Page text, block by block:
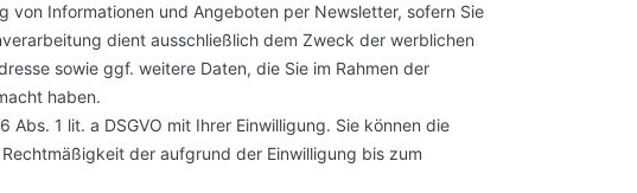
von Informationen und Angeboten per Newsletter, sofern Sie
dient ausschließlich dem Zweck der werblichen
sowie ggf. weitere Daten, die Sie im Rahmen der
haben.
1 lit. a DSGVO mit Ihrer Einwilligung. Sie können die
der aufgrund der Einwilligung bis zum